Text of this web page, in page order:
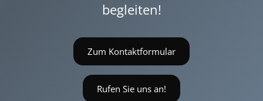
begleiten!
Zum Kontaktformular
Rufen Sie uns an!